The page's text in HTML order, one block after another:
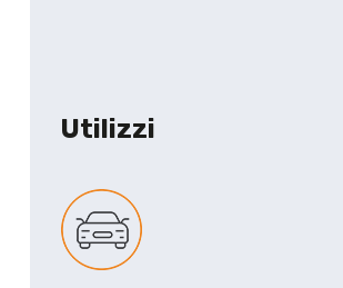
Utilizzi